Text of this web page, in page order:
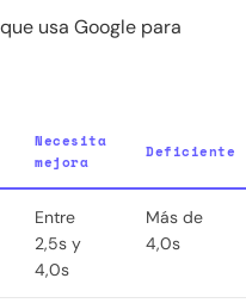
usa Google para
Necesita
mejora
Deficiente
Entre
2,5s y
4,0s
Más de
4,0s